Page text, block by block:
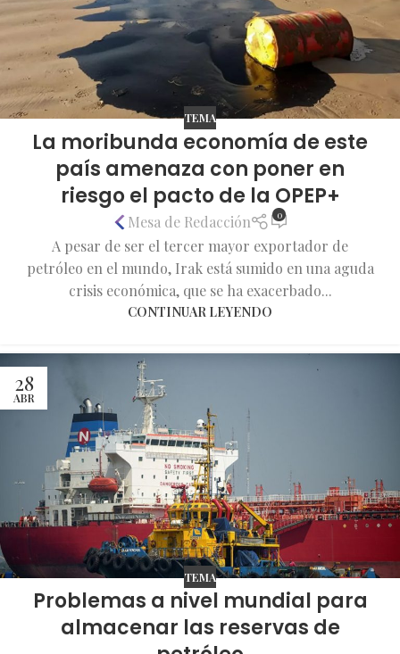
TEMA
La moribunda economía de este
país amenaza con poner en
riesgo el pacto de la OPEP+
Mesa de Redacción 0
A pesar de ser el tercer mayor exportador de
petróleo en el mundo, Irak está sumido en una aguda
crisis económica, que se ha exacerbado...
CONTINUAR LEYENDO
28
ABR
TEMA
Problemas a nivel mundial para
almacenar las reservas de